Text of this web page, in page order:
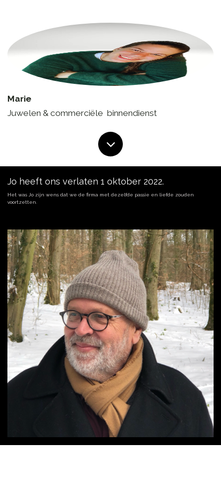
Marie
Juwelen & commerciële binnendienst
Jo heeft ons verlaten 1 oktober 2022.
Het was Jo zijn wens dat we de firma met dezelfde passie en liefde zouden
voortzetten.